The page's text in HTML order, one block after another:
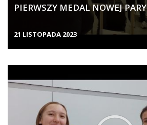
PIERWSZY MEDAL NOWEJ PARY
21 LISTOPADA 2023